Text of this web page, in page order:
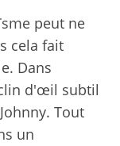
peut ne
cela fait
Dans
d'œil subtil
Tout
un